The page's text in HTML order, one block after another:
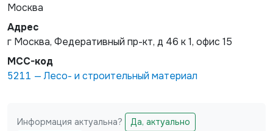
Москва
Адрес
г Москва, Федеративный пр-кт, д 46 к 1, офис 15
MCC-код
5211 —Лесо- и строительный материал
Информация актуальна?
Да, актуально